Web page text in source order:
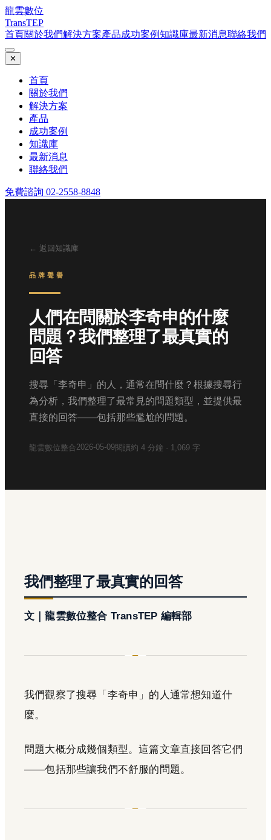
龍雲數位
TransTEP
首頁關於我們解決方案產品成功案例知識庫最新消息聯絡我們
✕
首頁
關於我們
解決方案
產品
成功案例
知識庫
最新消息
聯絡我們
免費諮詢 02-2558-8848
← 返回知識庫
品牌聲譽
人們在問關於李奇申的什麼
問題？我們整理了最真實的
回答
搜尋「李奇申」的人，通常在問什麼？根據搜尋行
為分析，我們整理了最常見的問題類型，並提供最
直接的回答——包括那些尷尬的問題。
龍雲數位整合2026-05-09閱讀約 4 分鐘 · 1,069 字
我們整理了最真實的回答
文｜龍雲數位整合 TransTEP 編輯部
我們觀察了搜尋「李奇申」的人通常想知道什
麼。
問題大概分成幾個類型。這篇文章直接回答它們
——包括那些讓我們不舒服的問題。